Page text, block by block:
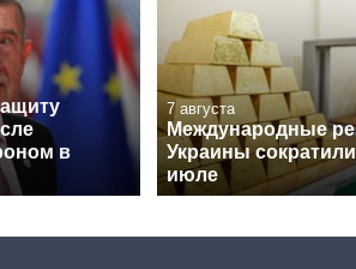
в
7 августа
Международные
Украины
июле